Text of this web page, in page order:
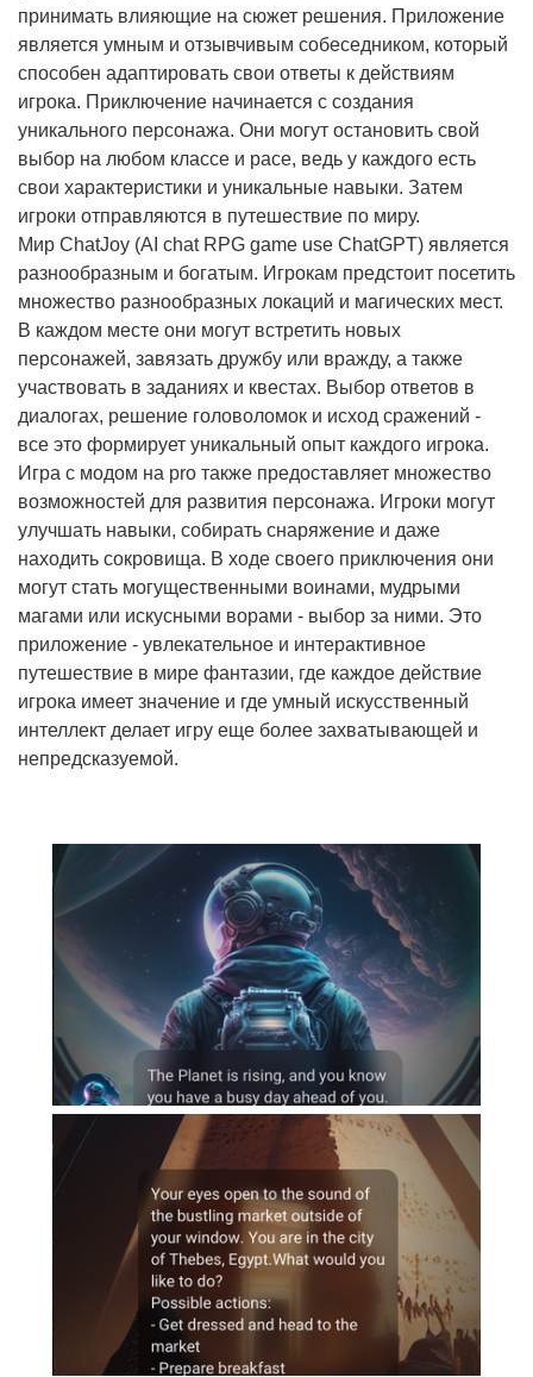
принимать влияющие на сюжет решения. Приложение
является умным и отзывчивым собеседником, который
способен адаптировать свои ответы к действиям
игрока. Приключение начинается с создания
уникального персонажа. Они могут остановить свой
выбор на любом классе и расе, ведь у каждого есть
свои характеристики и уникальные навыки. Затем
игроки отправляются в путешествие по миру.
Мир ChatJoy (AI chat RPG game use ChatGPT) является
разнообразным и богатым. Игрокам предстоит посетить
множество разнообразных локаций и магических мест.
В каждом месте они могут встретить новых
персонажей, завязать дружбу или вражду, а также
участвовать в заданиях и квестах. Выбор ответов в
диалогах, решение головоломок и исход сражений -
все это формирует уникальный опыт каждого игрока.
Игра с модом на pro также предоставляет множество
возможностей для развития персонажа. Игроки могут
улучшать навыки, собирать снаряжение и даже
находить сокровища. В ходе своего приключения они
могут стать могущественными воинами, мудрыми
магами или искусными ворами - выбор за ними. Это
приложение - увлекательное и интерактивное
путешествие в мире фантазии, где каждое действие
игрока имеет значение и где умный искусственный
интеллект делает игру еще более захватывающей и
непредсказуемой.